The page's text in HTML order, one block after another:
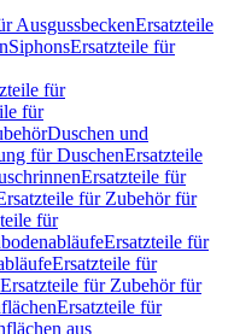
AusgussbeckenErsatzteile
SiphonsErsatzteile für
für
für
Duschen und
für DuschenErsatzteile
Ersatzteile für
für Zubehör für
für
Ersatzteile für
Ersatzteile für
Ersatzteile für Zubehör für
Ersatzteile für
aus